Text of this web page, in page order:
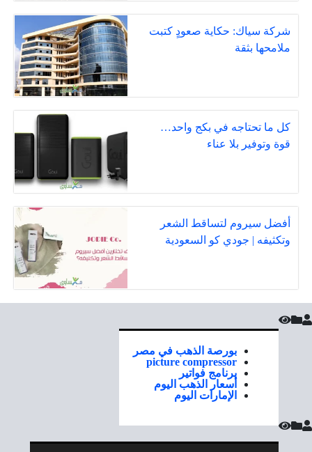
شركة سياك: حكاية صعودٍ كتبت
ملامحها بثقة
كل ما تحتاجه في بكج واحد…
قوة وتوفير بلا عناء
أفضل سيروم لتساقط الشعر
وتكثيفه | جودي كو السعودية
بورصة الذهب في مصر
picture compressor
برنامج فواتير
أسعار الذهب اليوم
الإمارات اليوم